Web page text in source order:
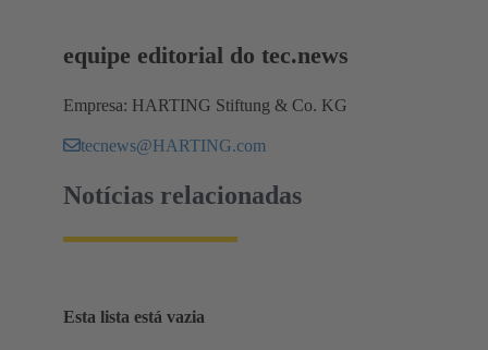
equipe editorial do tec.news
Empresa: HARTING Stiftung & Co. KG
tecnews@HARTING.com
Notícias relacionadas
Esta lista está vazia